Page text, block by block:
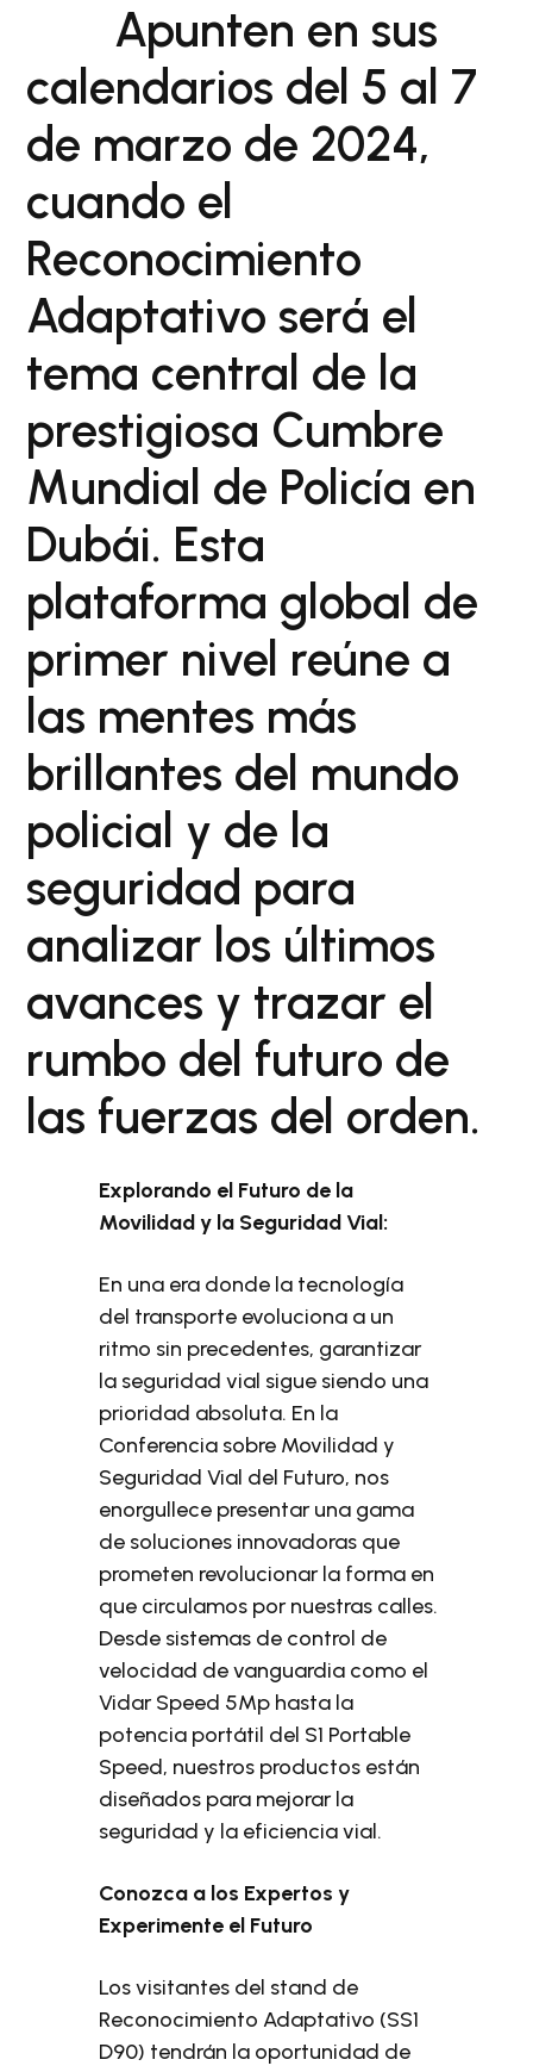
Apunten en sus
calendarios del 5 al 7
de marzo de 2024,
cuando el
Reconocimiento
Adaptativo será el
tema central de la
prestigiosa Cumbre
Mundial de Policía en
Dubái. Esta
plataforma global de
primer nivel reúne a
las mentes más
brillantes del mundo
policial y de la
seguridad para
analizar los últimos
avances y trazar el
rumbo del futuro de
las fuerzas del orden.
Explorando el Futuro de la
Movilidad y la Seguridad Vial:
En una era donde la tecnología
del transporte evoluciona a un
ritmo sin precedentes, garantizar
la seguridad vial sigue siendo una
prioridad absoluta. En la
Conferencia sobre Movilidad y
Seguridad Vial del Futuro, nos
enorgullece presentar una gama
de soluciones innovadoras que
prometen revolucionar la forma en
que circulamos por nuestras calles.
Desde sistemas de control de
velocidad de vanguardia como el
Vidar Speed ​​5Mp hasta la
potencia portátil del S1 Portable
Speed, nuestros productos están
diseñados para mejorar la
seguridad y la eficiencia vial.
Conozca a los Expertos y
Experimente el Futuro
Los visitantes del stand de
Reconocimiento Adaptativo (SS1
D90) tendrán la oportunidad de